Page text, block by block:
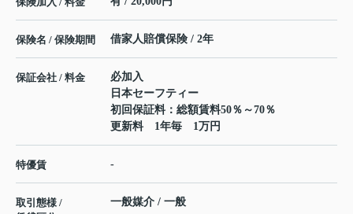
保険名 / 保険期間 借家人賠償保険 / 2年
保証会社 / 料金
必加入
日本セーフティー
初回保証料：総額賃料50％～70％
更新料 1年毎 1万円
特優賃 -
取引態様 /
一般媒介 / 一般